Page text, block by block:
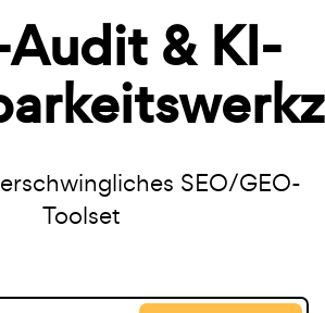
Audit & KI-
SEO/GEO-
Toolset